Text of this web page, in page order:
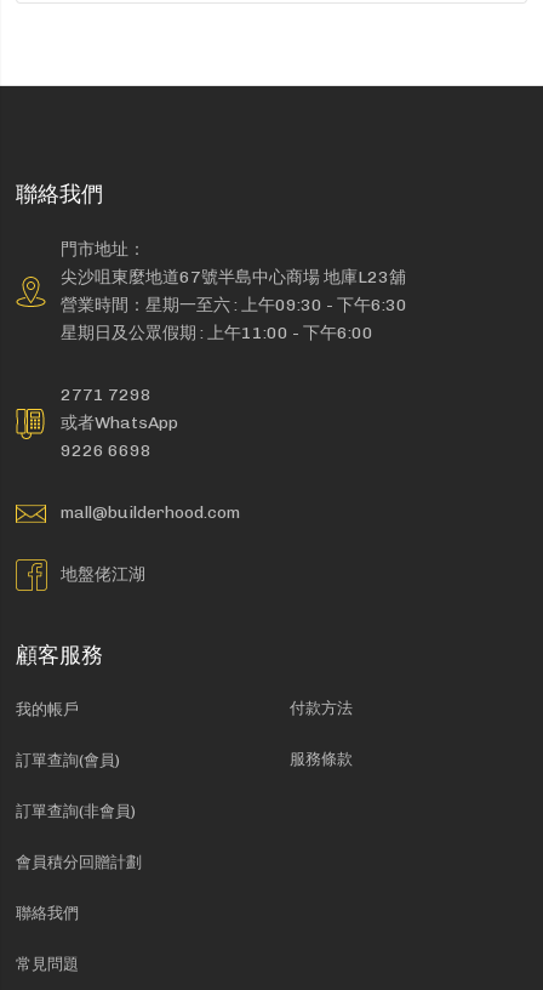
聯絡我們
門市地址：
尖沙咀東麼地道67號半島中心商場 地庫L23舖
營業時間：星期一至六 : 上午09:30 - 下午6:30
星期日及公眾假期 : 上午11:00 - 下午6:00
2771 7298
或者WhatsApp
9226 6698
mall@builderhood.com
地盤佬江湖
顧客服務
我的帳戶
訂單查詢(會員)
訂單查詢(非會員)
會員積分回贈計劃
聯絡我們
常見問題
付款方法
服務條款